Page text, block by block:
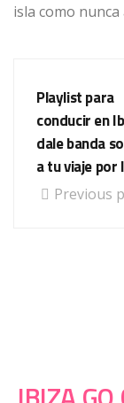
isla como nunca
Playlist para
conducir en
dale banda
a tu viaje por
Previous